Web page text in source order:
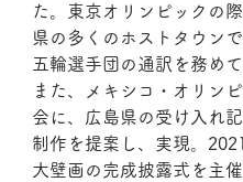
た。東京オリンピックの
県の多くのホストタウン
五輪選手団の通訳を務めて
また、メキシコ・オリン
会に、広島県の受け入れ
制作を提案し、実現。
大壁画の完成披露式を主